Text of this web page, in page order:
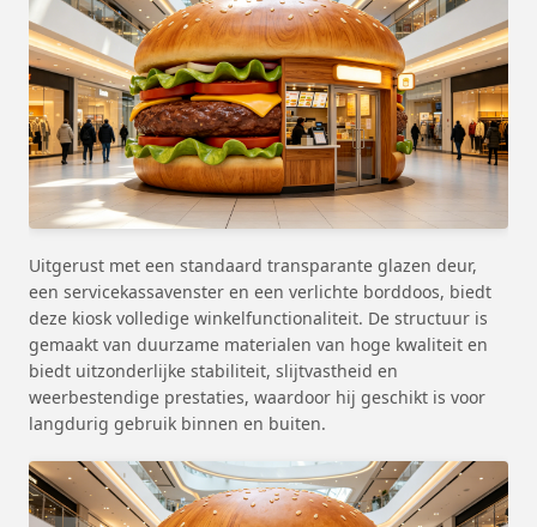
Uitgerust met een standaard transparante glazen deur,
een servicekassavenster en een verlichte borddoos, biedt
deze kiosk volledige winkelfunctionaliteit. De structuur is
gemaakt van duurzame materialen van hoge kwaliteit en
biedt uitzonderlijke stabiliteit, slijtvastheid en
weerbestendige prestaties, waardoor hij geschikt is voor
langdurig gebruik binnen en buiten.